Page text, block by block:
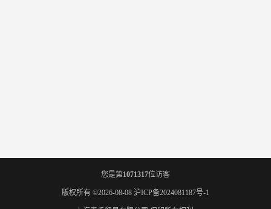
您是第1071317位访客
版权所有 ©2026-08-08 沪ICP备2024081187号-1